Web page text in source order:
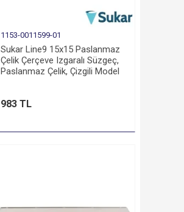
1153-0011599-01
Sukar Line9 15x15 Paslanmaz
Çelik Çerçeve Izgaralı Süzgeç,
Paslanmaz Çelik, Çizgili Model
983 TL